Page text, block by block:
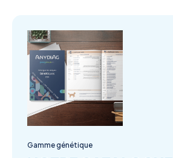
Gamme génétique